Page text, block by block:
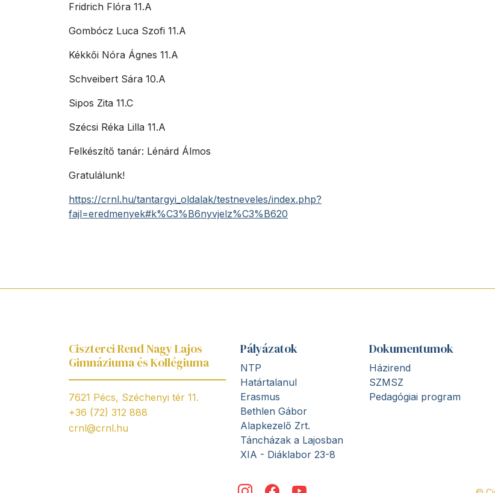
Fridrich Flóra 11.A
Gombócz Luca Szofi 11.A
Kékkői Nóra Ágnes 11.A
Schveibert Sára 10.A
Sipos Zita 11.C
Szécsi Réka Lilla 11.A
Felkészítő tanár: Lénárd Álmos
Gratulálunk!
https://crnl.hu/tantargyi_oldalak/testneveles/index.php?
fajl=eredmenyek#k%C3%B6nyvjelz%C3%B620
Ciszterci Rend Nagy Lajos
Gimnáziuma és Kollégiuma
7621 Pécs, Széchenyi tér 11.
+36 (72) 312 888
crnl@crnl.hu
Pályázatok
NTP
Határtalanul
Erasmus
Bethlen Gábor
Alapkezelő Zrt.
Táncházak a Lajosban
XIA - Diáklabor 23-8
Dokumentumok
Házirend
SZMSZ
Pedagógiai program